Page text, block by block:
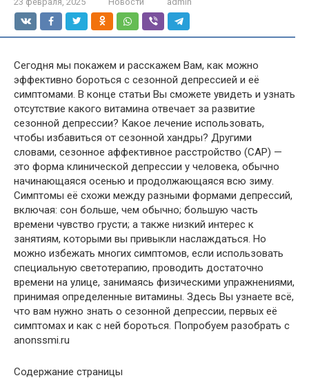
Сегодня мы покажем и расскажем Вам, как можно
эффективно бороться с сезонной депрессией и её
симптомами. В конце статьи Вы сможете увидеть и узнать
отсутствие какого витамина отвечает за развитие
сезонной депрессии? Какое лечение использовать,
чтобы избавиться от сезонной хандры? Другими
словами, сезонное аффективное расстройство (САР) —
это форма клинической депрессии у человека, обычно
начинающаяся осенью и продолжающаяся всю зиму.
Симптомы её схожи между разными формами депрессий,
включая: сон больше, чем обычно; большую часть
времени чувство грусти; а также низкий интерес к
занятиям, которыми вы привыкли наслаждаться. Но
можно избежать многих симптомов, если использовать
специальную светотерапию, проводить достаточно
времени на улице, занимаясь физическими упражнениями,
принимая определенные витамины. Здесь Вы узнаете всё,
что вам нужно знать о сезонной депрессии, первых её
симптомах и как с ней бороться. Попробуем разобрать с
anonssmi.ru
Содержание страницы